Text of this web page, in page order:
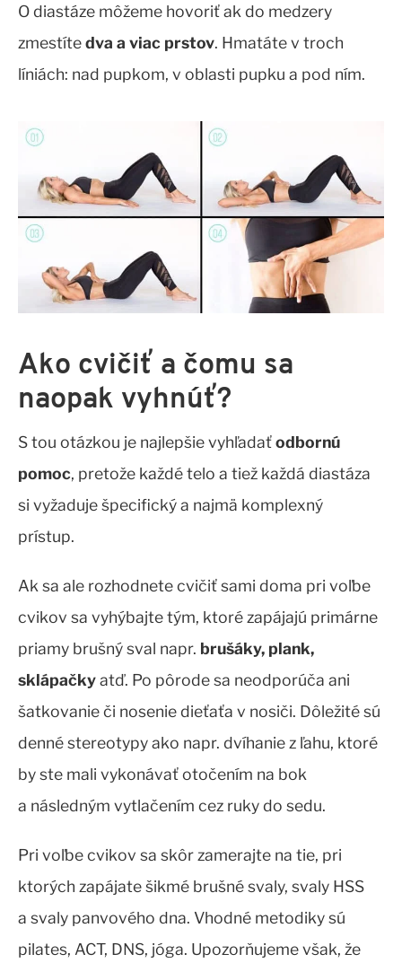
O diastáze môžeme hovoriť ak do medzery
zmestítedva a viac prstov. Hmatáte v troch
líniách: nad pupkom, v oblasti pupku a pod ním.
Ako cvičiť a čomu sa
naopak vyhnúť?
S tou otázkou je najlepšie vyhľadaťodbornú
pomoc, pretože každé telo a tiež každá diastáza
si vyžaduje špecifický a najmä komplexný
prístup.
Ak sa ale rozhodnete cvičiť sami doma pri voľbe
cvikov sa vyhýbajte tým, ktoré zapájajú primárne
priamy brušný sval napr. brušáky, plank,
sklápačkyatď. Po pôrode sa neodporúča ani
šatkovanie či nosenie dieťaťa v nosiči. Dôležité sú
denné stereotypy ako napr. dvíhanie z ľahu, ktoré
by ste mali vykonávať otočením na bok
a následným vytlačením cez ruky do sedu.
Pri voľbe cvikov sa skôr zamerajte na tie, pri
ktorých zapájate šikmé brušné svaly, svaly HSS
a svaly panvového dna. Vhodné metodiky sú
pilates, ACT, DNS, jóga. Upozorňujeme však, že